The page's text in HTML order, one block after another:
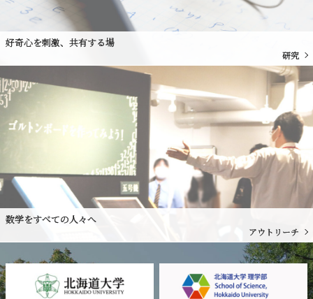
好奇心を刺激、共有する場
研究
数学をすべての人々へ
アウトリーチ